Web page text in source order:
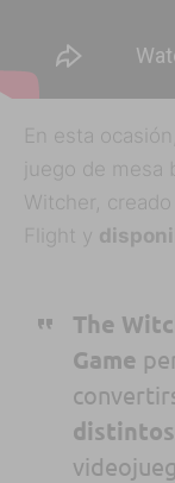
En esta
juego de mesa
Witcher, creado
Flight y
The
Game
distintos